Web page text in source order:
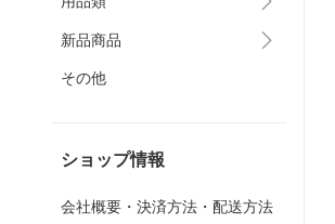
新品商品
その他
ショップ情報
会社概要・決済方法・配送方法